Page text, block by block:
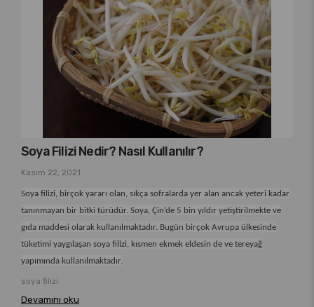
Soya Filizi Nedir? Nasıl Kullanılır?
Kasım 22, 2021
Soya filizi, birçok yararı olan, sıkça sofralarda yer alan ancak yeteri kadar
tanınmayan bir bitki türüdür. Soya, Çin’de 5 bin yıldır yetiştirilmekte ve
gıda maddesi olarak kullanılmaktadır. Bugün birçok Avrupa ülkesinde
tüketimi yaygılaşan soya filizi, kısmen ekmek eldesin de ve tereyağ
yapımında kullanılmaktadır.
soya filizi
Devamını oku